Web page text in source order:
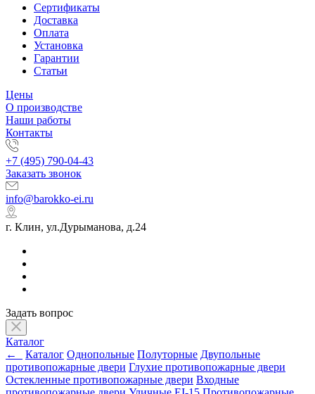
Сертификаты
Доставка
Оплата
Установка
Гарантии
Статьи
Цены
О производстве
Наши работы
Контакты
+7 (495) 790-04-43
Заказать звонок
info@barokko-ei.ru
г. Клин, ул.Дурыманова, д.24
Задать вопрос
Каталог
←
Каталог Однопольные Полуторные Двупольные
противопожарные двери Глухие противопожарные двери
Остекленные противопожарные двери Входные